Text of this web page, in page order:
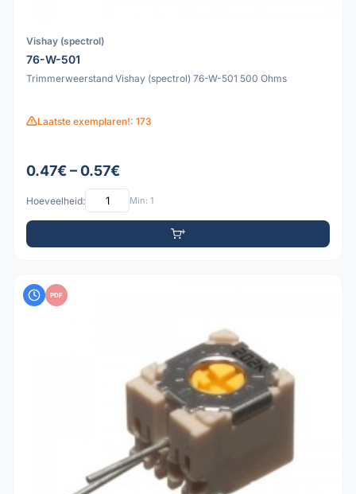
Vishay (spectrol)
76-W-501
Trimmerweerstand Vishay (spectrol) 76-W-501 500 Ohms
Laatste exemplaren!: 173
0.47€ – 0.57€
Hoeveelheid: Min: 1
PDF